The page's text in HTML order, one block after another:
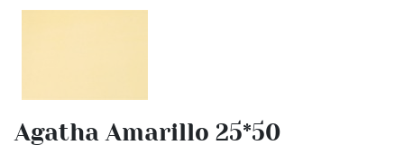
Agatha Amarillo 25*50